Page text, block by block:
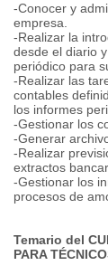
-Conocer y
empresa.
-Realizar la
desde el diario
periódico para
-Realizar las
contables
los informes
-Gestionar los
-Generar
-Realizar
extractos
-Gestionar los
procesos de
Temario del
PARA